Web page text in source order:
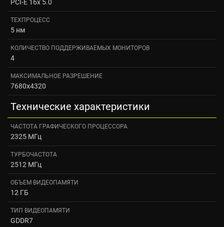
ТЕХПРОЦЕСС
5 нм
КОЛИЧЕСТВО ПОДДЕРЖИВАЕМЫХ МОНИТОРОВ
4
МАКСИМАЛЬНОЕ РАЗРЕШЕНИЕ
7680x4320
Технические характеристики
ЧАСТОТА ГРАФИЧЕСКОГО ПРОЦЕССОРА
2325 МГц
ТУРБОЧАСТОТА
2512 МГц
ОБЪЕМ ВИДЕОПАМЯТИ
12 ГБ
ТИП ВИДЕОПАМЯТИ
GDDR7